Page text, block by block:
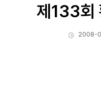
제133회
작성일
2008-